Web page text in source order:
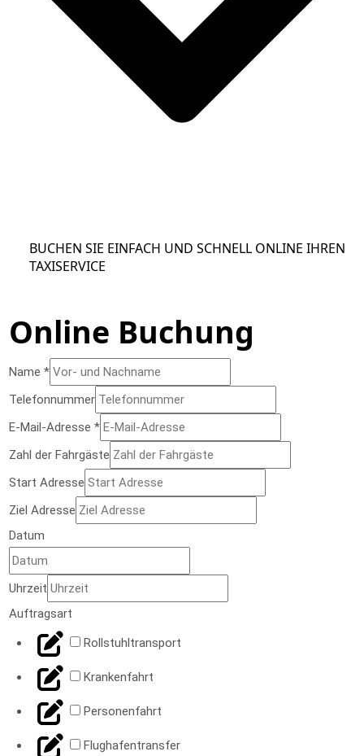
BUCHEN SIE EINFACH UND SCHNELL ONLINE IHREN
TAXISERVICE
Online Buchung
Name*
Telefonnummer
E-Mail-Adresse*
Zahl der Fahrgäste
Start Adresse
Ziel Adresse
Datum
Uhrzeit
der
Uhrzeit
Fahrgäste
Auftragsart
Rollstuhltransport
Krankenfahrt
Personenfahrt
Flughafentransfer